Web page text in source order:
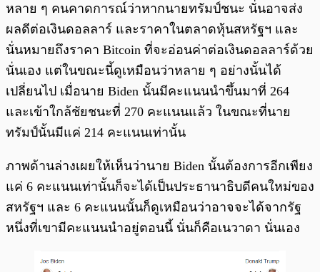
หลาย ๆ คนคาดการณ์ว่าหากนายทรัมป์ชนะ นั่นอาจส่ง
ผลดีต่อเงินดอลลาร์ และราคาในตลาดหุ้นสหรัฐฯ และ
นั่นหมายถึงราคา Bitcoin ที่จะอ่อนค่าต่อเงินดอลลาร์ด้วย
นั่นเอง แต่ในขณะนี้ดูเหมือนว่าหลาย ๆ อย่างนั้นได้
เปลี่ยนไป เมื่อนาย Biden นั้นมีคะแนนนำขึ้นมาที่ 264
และเข้าใกล้ชัยชนะที่ 270 คะแนนแล้ว ในขณะที่นาย
ทรัมป์นั้นมีแค่ 214 คะแนนเท่านั้น
ภาพด้านล่างเผยให้เห็นว่านาย Biden นั้นต้องการอีกเพียง
แค่ 6 คะแนนเท่านั้นก็จะได้เป็นประธานาธิบดีคนใหม่ของ
สหรัฐฯ และ 6 คะแนนนั้นก็ดูเหมือนว่าอาจจะได้จากรัฐ
หนึ่งที่เขามีคะแนนนำอยู่ตอนนี้ นั่นก็คือเนวาดา นั่นเอง